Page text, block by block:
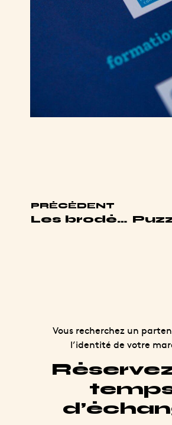
PRÉCÉDENT
Les brodées numéro 1
Vous recherchez un
l’identité de votre